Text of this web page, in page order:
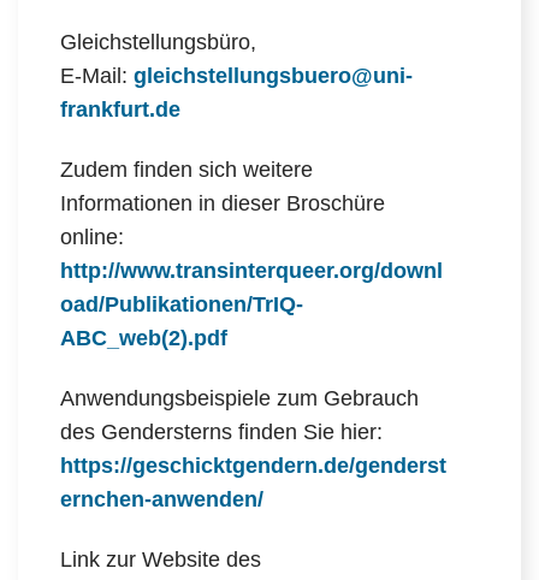
Gleichstellungsbüro,
E-Mail: gleichstellungsbuero@uni-
frankfurt.de
Zudem finden sich weitere
Informationen in dieser Broschüre
online:
http://www.transinterqueer.org/downl
oad/Publikationen/TrIQ-
ABC_web(2).pdf
Anwendungsbeispiele zum Gebrauch
des Gendersterns finden Sie hier:
https://geschicktgendern.de/genderst
ernchen-anwenden/
Link zur Website des